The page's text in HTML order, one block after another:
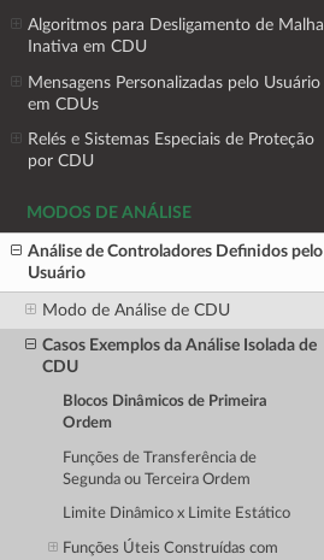
Algoritmos para Desligamento de Malha
Inativa em CDU
Mensagens Personalizadas pelo Usuário
em CDUs
Relés e Sistemas Especiais de Proteção
por CDU
MODOS DE ANÁLISE
Análise de Controladores Definidos pelo
Usuário
Modo de Análise de CDU
Casos Exemplos da Análise Isolada de
CDU
Blocos Dinâmicos de Primeira
Ordem
Funções de Transferência de
Segunda ou Terceira Ordem
Limite Dinâmico x Limite Estático
Funções Úteis Construídas com